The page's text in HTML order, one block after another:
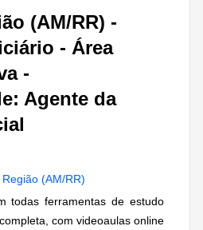
(AM/RR) -
- Área
-
Agente da
Região (AM/RR)
todas ferramentas de estudo
com videoaulas online